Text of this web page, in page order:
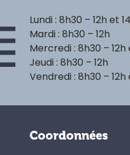
Lundi : 8h30 – 12h et
Mardi : 8h30 – 12h
Mercredi : 8h30 – 12h
Jeudi : 8h30 – 12h
Vendredi : 8h30 – 12h
Coordonnées